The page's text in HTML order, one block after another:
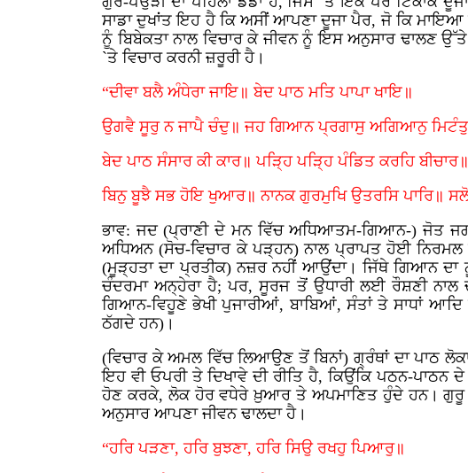
ਸਾਡਾ ਦੁਖਾਂਤ ਇਹ ਹੈ ਕਿ ਅਸੀਂ ਆਪਣਾ ਦੂਜਾ ਪੈਰ, ਜੋ ਕਿ
ਨੂੰ ਬਿਬੇਕਤਾ ਨਾਲ ਵਿਚਾਰ ਕੇ ਜੀਵਨ ਨੂੰ ਇਸ ਅਨੁਸਾਰ ਢਾਲਣ
`ਤੇ ਵਿਚਾਰ ਕਰਨੀ ਜ਼ਰੂਰੀ ਹੈ।
“ਦੀਵਾ ਬਲੈ ਅੰਧੇਰਾ ਜਾਇ॥ ਬੇਦ ਪਾਠ ਮਤਿ ਪਾਪਾ ਖਾਇ॥
ਉਗਵੈ ਸੂਰੁ ਨ ਜਾਪੈ ਚੰਦੁ॥ ਜਹ ਗਿਆਨ ਪ੍ਰਗਾਸੁ ਅਗਿਆਨੁ
ਬੇਦ ਪਾਠ ਸੰਸਾਰ ਕੀ ਕਾਰ॥ ਪੜ੍ਹਿ ਪੜ੍ਹਿ ਪੰਡਿਤ ਕਰਹਿ ਬੀਚਾਰ॥
ਬਿਨੁ ਬੂਝੈ ਸਭ ਹੋਇ ਖੁਆਰ॥ ਨਾਨਕ ਗੁਰਮੁਖਿ ਉਤਰਸਿ ਪਾਰਿ॥
ਭਾਵ: ਜਦ (ਪ੍ਰਾਣੀ ਦੇ ਮਨ ਵਿੱਚ ਅਧਿਆਤਮ-ਗਿਆਨ-) ਜੋਤ
ਅਧਿਅਨ (ਸੋਚ-ਵਿਚਾਰ ਕੇ ਪੜ੍ਹਨ) ਨਾਲ ਪ੍ਰਾਪਤ ਹੋਈ
(ਮੂੜ੍ਹਤਾ ਦਾ ਪ੍ਰਤੀਕ) ਨਜ਼ਰ ਨਹੀਂ ਆਉਂਦਾ। ਜਿੱਥੇ ਗਿਆਨ
ਚੰਦਰਮਾ ਅਨ੍ਹੇਰਾ ਹੈ; ਪਰ, ਸੂਰਜ ਤੋਂ ਉਧਾਰੀ ਲਈ ਰੌਸ਼ਣੀ
ਗਿਆਨ-ਵਿਹੂਣੇ ਭੇਖੀ ਪੁਜਾਰੀਆਂ, ਬਾਬਿਆਂ, ਸੰਤਾਂ ਤੇ ਸਾਧਾਂ
ਠੱਗਦੇ ਹਨ)।
(ਵਿਚਾਰ ਕੇ ਅਮਲ ਵਿੱਚ ਲਿਆਉਣ ਤੋਂ ਬਿਨਾਂ) ਗ੍ਰੰਥਾਂ ਦਾ ਪਾਠ
ਇਹ ਵੀ ਓਪਰੀ ਤੇ ਦਿਖਾਵੇ ਦੀ ਰੀਤਿ ਹੈ, ਕਿਉਂਕਿ ਪਠਨ-
ਹੋਣ ਕਰਕੇ, ਲੋਕ ਹੋਰ ਵਧੇਰੇ ਖ਼ੁਆਰ ਤੇ ਅਪਮਾਣਿਤ ਹੁੰਦੇ ਹਨ। ਗੁਰੂ
ਅਨੁਸਾਰ ਆਪਣਾ ਜੀਵਨ ਢਾਲਦਾ ਹੈ।
“ਹਰਿ ਪੜਣਾ, ਹਰਿ ਬੁਝਣਾ, ਹਰਿ ਸਿਉ ਰਖਹੁ ਪਿਆਰੁ॥